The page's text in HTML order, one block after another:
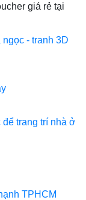
giá rẻ tại
- tranh 3D
trang trí nhà ở
TPHCM